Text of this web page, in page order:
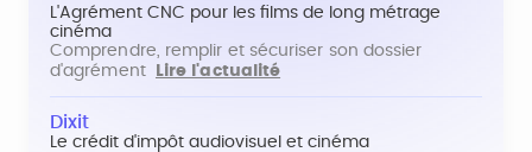
L'Agrément CNC pour les films de long métrage
cinéma
Comprendre, remplir et sécuriser son dossier
d'agrément
Lire l'actualité
Dixit
Le crédit d'impôt audiovisuel et cinéma